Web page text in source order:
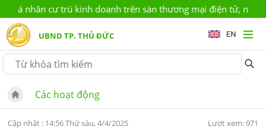
nhân cư trú kinh doanh trên sàn thương mại điện tử, nền
UBND TP. THỦ ĐỨC
Các hoạt động
Cập nhật : 14:56 Thứ sáu, 4/4/2025 Lượt xem: 971